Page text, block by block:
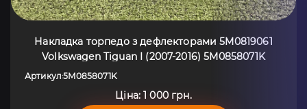
Накладка торпедо з дефлекторами 5M0819061
Volkswagen Tiguan I (2007-2016) 5M0858071K
Артикул:5M0858071K
Ціна: 1 000 грн.